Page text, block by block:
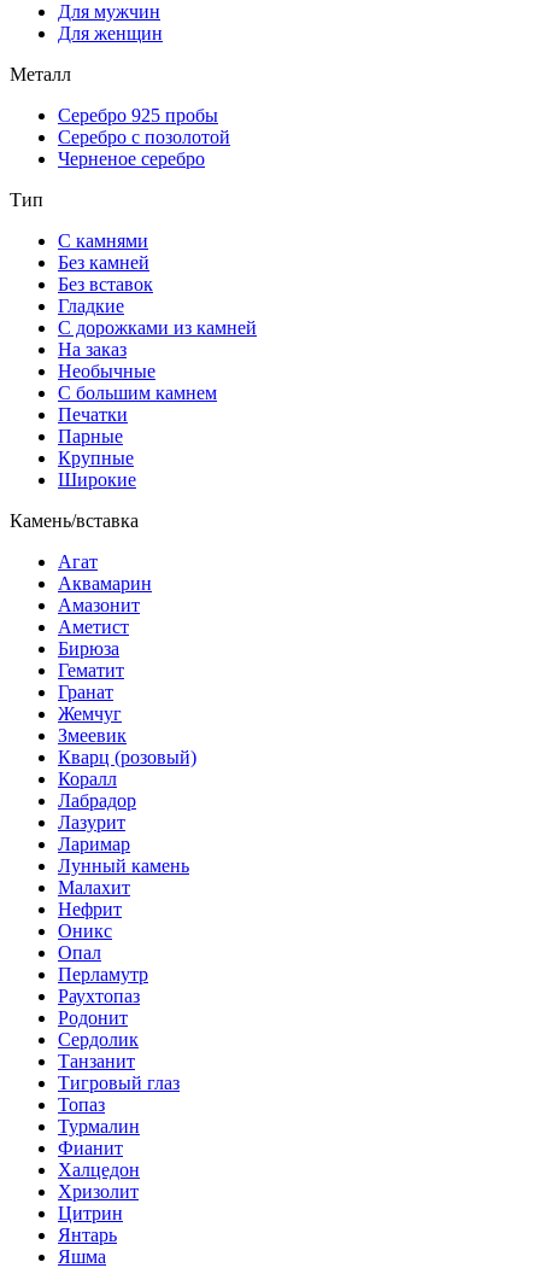
Для мужчин
Для женщин
Металл
Серебро 925 пробы
Серебро с позолотой
Черненое серебро
Тип
С камнями
Без камней
Без вставок
Гладкие
С дорожками из камней
На заказ
Необычные
С большим камнем
Печатки
Парные
Крупные
Широкие
Камень/вставка
Агат
Аквамарин
Амазонит
Аметист
Бирюза
Гематит
Гранат
Жемчуг
Змеевик
Кварц (розовый)
Коралл
Лабрадор
Лазурит
Ларимар
Лунный камень
Малахит
Нефрит
Оникс
Опал
Перламутр
Раухтопаз
Родонит
Сердолик
Танзанит
Тигровый глаз
Топаз
Турмалин
Фианит
Халцедон
Хризолит
Цитрин
Янтарь
Яшма